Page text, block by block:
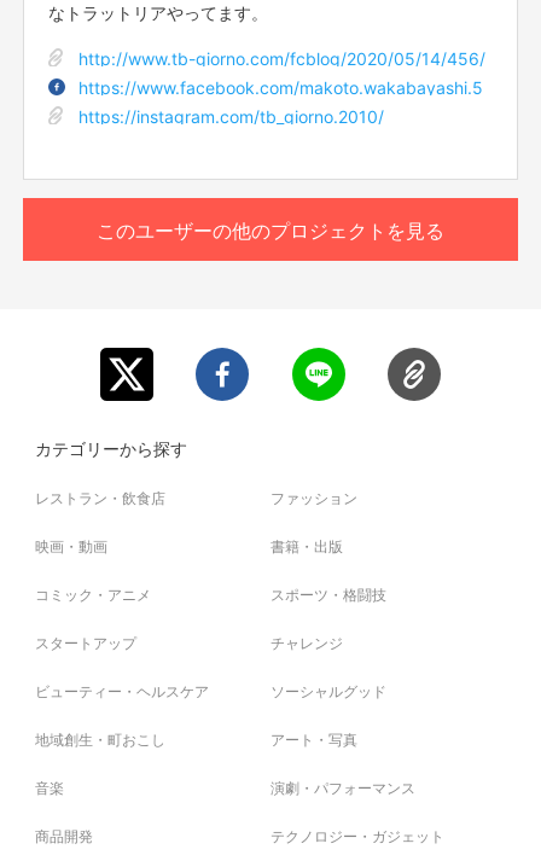
なトラットリアやってます。
http://www.tb-giorno.com/fcblog/2020/05/14/456/
https://www.facebook.com/makoto.wakabayashi.5
https://instagram.com/tb_giorno.2010/
合がございます。
店舗情報
●創作串料理「Dining Juicys104」（ダイニング ジューシ
ー） 日曜日定休
定休
18:00-21:00（火曜ー日曜）http://www.tb-
giorno.com/fcblog/2020/05/14/456/
このユーザーの他のプロジェクトを見る
カテゴリーから探す
レストラン・飲食店 ファッション
映画・動画 書籍・出版
コミック・アニメ スポーツ・格闘技
スタートアップ チャレンジ
ビューティー・ヘルスケア ソーシャルグッド
地域創生・町おこし アート・写真
音楽 演劇・パフォーマンス
商品開発 テクノロジー・ガジェット